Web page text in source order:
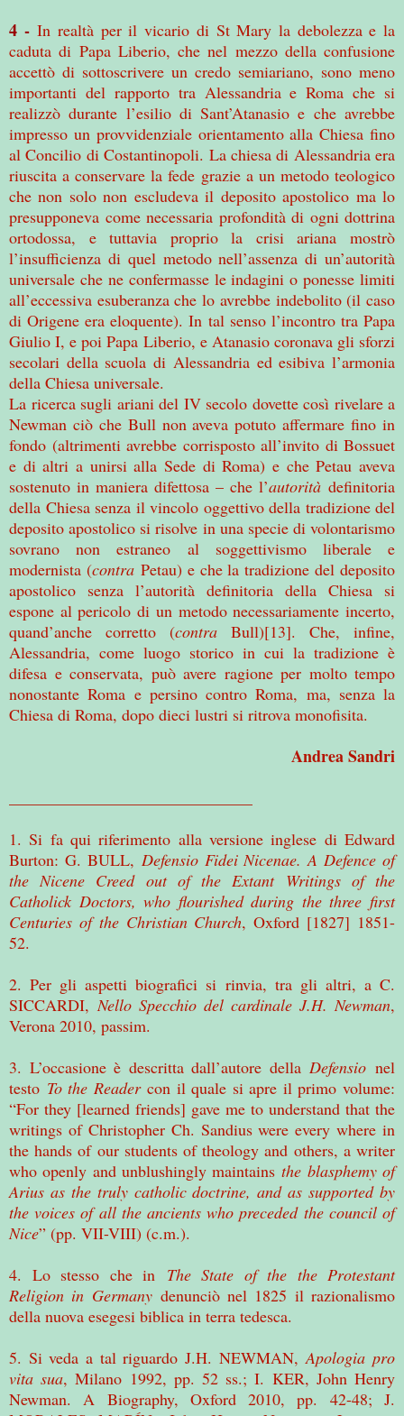
4 -In realtà per il vicario di St Mary la debolezza e la
caduta di Papa Liberio, che nel mezzo della confusione
accettò di sottoscrivere un credo semiariano, sono meno
importanti del rapporto tra Alessandria e Roma che si
realizzò durante l’esilio di Sant’Atanasio e che avrebbe
impresso un provvidenziale orientamento alla Chiesa fino
al Concilio di Costantinopoli. La chiesa di Alessandria era
riuscita a conservare la fede grazie a un metodo teologico
che non solo non escludeva il deposito apostolico ma lo
presupponeva come necessaria profondità di ogni dottrina
ortodossa, e tuttavia proprio la crisi ariana mostrò
l’insufficienza di quel metodo nell’assenza di un’autorità
universale che ne confermasse le indagini o ponesse limiti
all’eccessiva esuberanza che lo avrebbe indebolito (il caso
di Origene era eloquente). In tal senso l’incontro tra Papa
Giulio I, e poi Papa Liberio, e Atanasio coronava gli sforzi
secolari della scuola di Alessandria ed esibiva l’armonia
della Chiesa universale.
La ricerca sugli ariani del IV secolo dovette così rivelare a
Newman ciò che Bull non aveva potuto affermare fino in
fondo (altrimenti avrebbe corrisposto all’invito di Bossuet
e di altri a unirsi alla Sede di Roma) e che Petau aveva
sostenuto in maniera difettosa – che l’autorità definitoria
della Chiesa senza il vincolo oggettivo della tradizione del
deposito apostolico si risolve in una specie di volontarismo
sovrano non estraneo al soggettivismo liberale e
modernista (contraPetau) e che la tradizione del deposito
apostolico senza l’autorità definitoria della Chiesa si
espone al pericolo di un metodo necessariamente incerto,
quand’anche corretto (contraBull)[13]. Che, infine,
Alessandria, come luogo storico in cui la tradizione è
difesa e conservata, può avere ragione per molto tempo
nonostante Roma e persino contro Roma, ma, senza la
Chiesa di Roma, dopo dieci lustri si ritrova monofisita.
Andrea Sandri
1. Si fa qui riferimento alla versione inglese di Edward
Burton: G. BULL, Defensio Fidei Nicenae.A Defence of
the Nicene Creed out of the Extant Writings of the
Catholick Doctors, who flourished during the three first
Centuries of the Christian Church, Oxford [1827] 1851-
52.
2. Per gli aspetti biografici si rinvia, tra gli altri, a C.
SICCARDI,Nello Specchio del cardinale J.H. Newman,
Verona 2010, passim.
3. L’occasione è descritta dall’autore dellaDefensio nel
testo To the Readercon il quale si apre il primo volume:
“For they [learned friends] gave me to understand that the
writings of Christopher Ch. Sandius were every where in
the hands of our students of theology and others, a writer
who openly and unblushingly maintainsthe blasphemy of
Arius as the truly catholic doctrine, and as supported by
the voices of all the ancients who preceded the council of
Nice” (pp. VII-VIII) (c.m.).
4. Lo stesso che in The State of the the Protestant
Religion in Germanydenunciò nel 1825 il razionalismo
della nuova esegesi biblica in terra tedesca.
5. Si veda a tal riguardo J.H. NEWMAN,Apologia pro
vita sua, Milano 1992, pp. 52 ss.; I. KER, John Henry
Newman.A Biography, Oxford 2010, pp. 42-48; J.